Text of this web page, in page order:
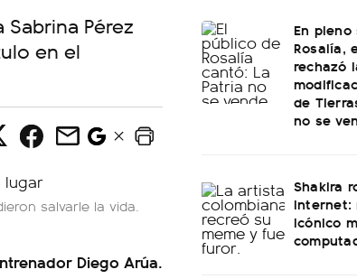
Pérez
en el
salvarle la vida.
Diego Arúa.
En
Rosalía,
rechazó
de
no se
Shakira
internet:
icónico